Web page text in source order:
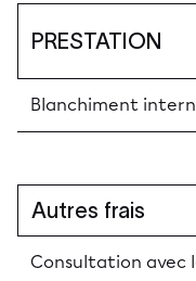
PRESTATION
Blanchiment
Autres frais
Consultation avec